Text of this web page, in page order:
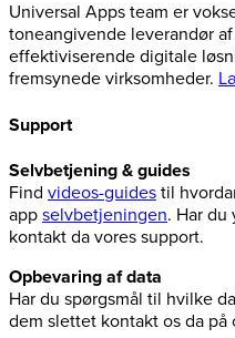
Universal Apps team er
toneangivende leverandør
effektiviserende digitale
fremsynede virksomheder.
Support
Selvbetjening & guides
Find videos-guides til
app selvbetjeningen. Har
kontakt da vores support.
Opbevaring af data
Har du spørgsmål til hvilke
dem slettet kontakt os da på